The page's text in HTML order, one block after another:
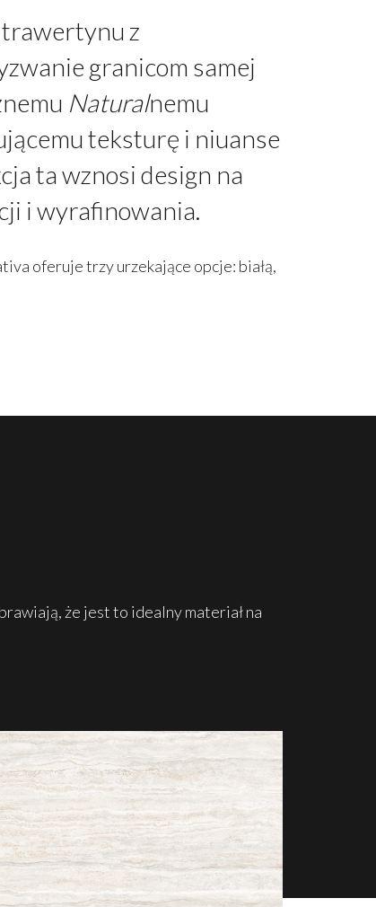
z
granicom samej
Naturalnemu
teksturę i niuanse
ta wznosi design na
i wyrafinowania.
oferuje trzy urzekające opcje: białą,
że jest to idealny materiał na